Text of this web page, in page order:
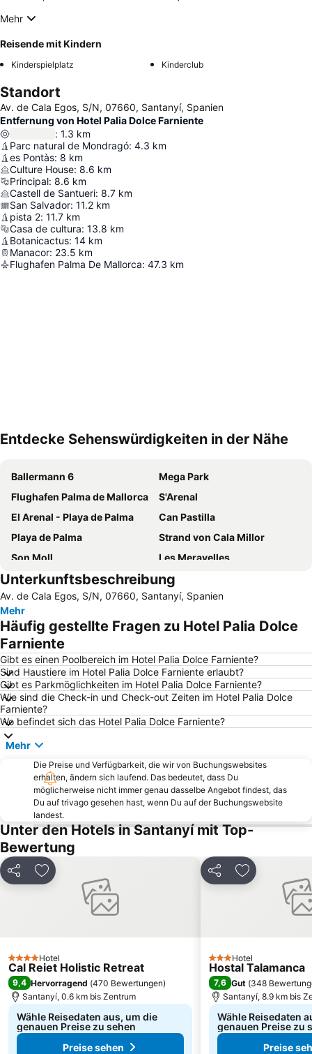
Mehr
Reisende mit Kindern
Kinderspielplatz Kinderclub
Standort
Av. de Cala Egos, S/N, 07660, Santanyí, Spanien
Entfernung von Hotel Palia Dolce Farniente
: 1.3 km
Parc natural de Mondragó: 4.3 km
es Pontàs: 8 km
Culture House: 8.6 km
Principal: 8.6 km
Castell de Santueri: 8.7 km
San Salvador: 11.2 km
pista 2: 11.7 km
Casa de cultura: 13.8 km
Botanicactus: 14 km
Manacor: 23.5 km
Flughafen Palma De Mallorca: 47.3 km
Entdecke Sehenswürdigkeiten in der Nähe
Ballermann 6
Mega Park
Flughafen Palma de Mallorca
S'Arenal
El Arenal - Playa de Palma
Can Pastilla
Playa de Palma
Strand von Cala Millor
Son Moll
Les Meravelles
Es Trenc
Cala d'Or
Strand von Can Picafort
S´Arenal
Cala Agulla
Riu Palace
Ballonfahrt mit All in One Mallorca
Port de la Colònia de Sant Jordi
Cala Esmeralda
Platja de Sa Coma
Aqualand
Caló de ses Egos
Cala Pi' de Llucmajor
Naturschutzgebiet S'Albufera de Mallorca
Es Pil larí
Es Coll d'en Rabassa
Hafen Cala Figuera
Strand von Cala Santanyi
Cala Llombards
Platja de Canyamel
Plaża Sa Torre
Pabisa Beach Club ex Dinopark
Club Nàutic de Cala Gamba
Playa Son Baulo
Cala Mesquida o s'Arenal de sa Mesquida
Cala Gran
S'Amarador
Pula Golfplatz
Serra de Tramontana
Sant Jordi
Unterkunftsbeschreibung
Av. de Cala Egos, S/N, 07660, Santanyí, Spanien
Mehr
Häufig gestellte Fragen zu Hotel Palia Dolce
Farniente
Gibt es einen Poolbereich im Hotel Palia Dolce Farniente?
Sind Haustiere im Hotel Palia Dolce Farniente erlaubt?
Gibt es Parkmöglichkeiten im Hotel Palia Dolce Farniente?
Wie sind die Check-in und Check-out Zeiten im Hotel Palia Dolce
Farniente?
Wo befindet sich das Hotel Palia Dolce Farniente?
Mehr
Die Preise und Verfügbarkeit, die wir von Buchungswebsites
erhalten, ändern sich laufend. Das bedeutet, dass Du
möglicherweise nicht immer genau dasselbe Angebot findest, das
Du auf trivago gesehen hast, wenn Du auf der Buchungswebsite
landest.
Unter den Hotels in Santanyí mit Top-
Bewertung
Teilen Zu Favoriten hinzufügen
4 SterneHotel
Cal Reiet Holistic Retreat
9,4 Hervorragend (470 Bewertungen)
Santanyí, 0.6 km bis Zentrum
Wähle Reisedaten aus, um die
genauen Preise zu sehen
Preise sehen
Teilen Zu Favoriten
3 Sterne
Hotel
Hostal Talamanca
7,6 Gut (348
Santanyí, 8.9 km bis
Wähle Reisedaten
genauen Preise zu
Preise